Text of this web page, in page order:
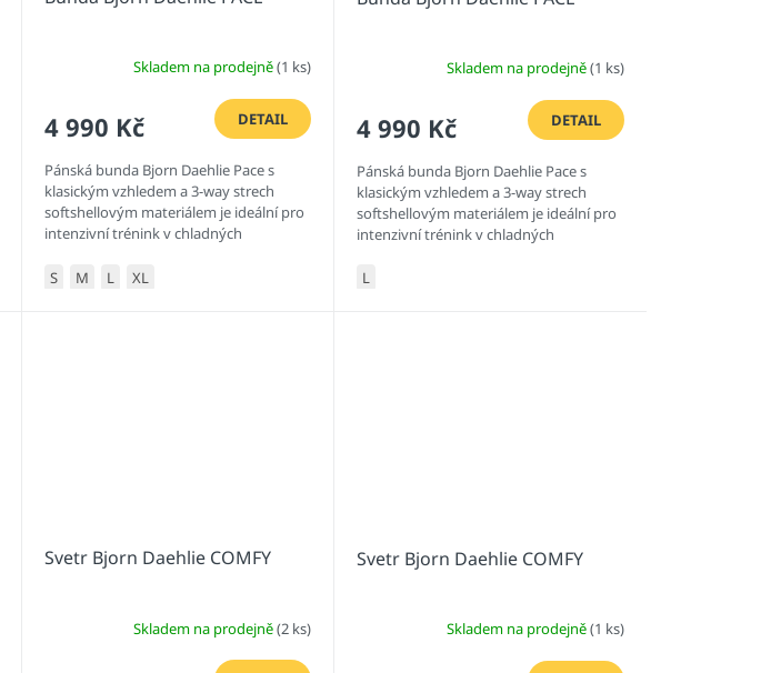
Skladem na prodejně(1 ks)
4 990 Kč DETAIL
Pánská bunda Bjorn Daehlie Pace s
klasickým vzhledem a 3-way strech
softshellovým materiálem je ideální pro
intenzivní trénink v chladných
S
M L XL
Skladem na prodejně(1 ks)
4 990 Kč DETAIL
Pánská bunda Bjorn Daehlie Pace s
klasickým vzhledem a 3-way strech
softshellovým materiálem je ideální pro
intenzivní trénink v chladných
L
Svetr Bjorn Daehlie COMFY
Skladem na prodejně(2 ks)
Svetr Bjorn Daehlie COMFY
Skladem na prodejně(1 ks)